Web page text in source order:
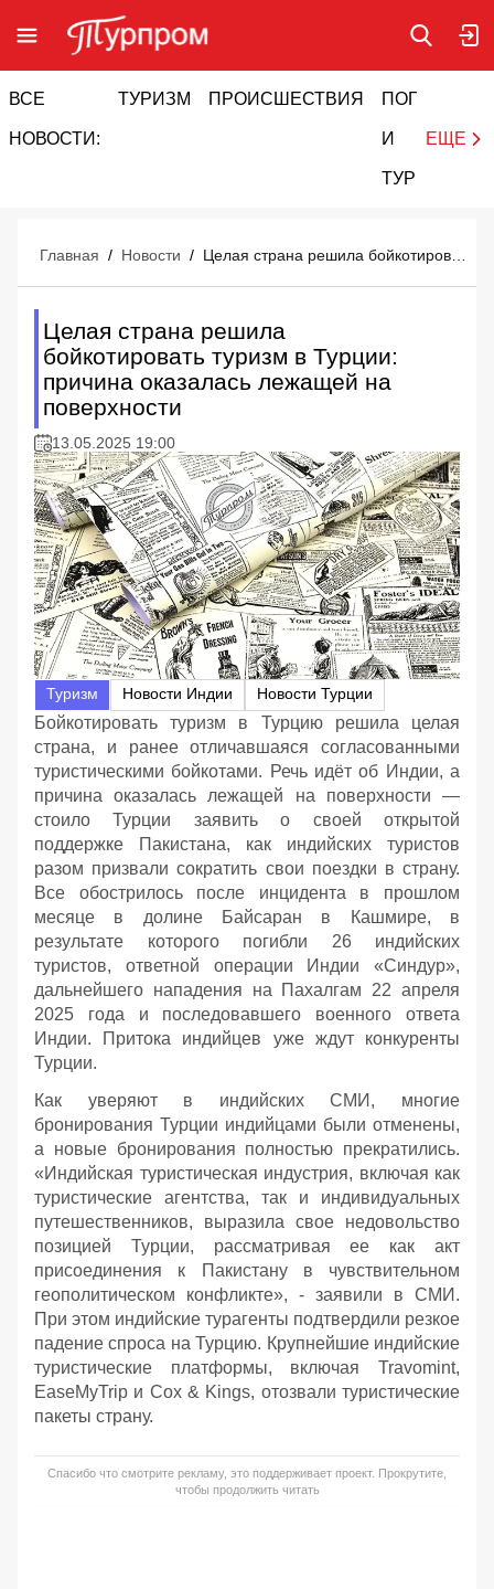
ВСЕ
НОВОСТИ:
ТУРИЗМ ПРОИСШЕСТВИЯ ПОГОДА
И
ТУРИЗМ
ЕЩЕ
Главная / Новости /
Целая страна решила
бойкотировать туризм в Турции:
причина оказалась лежащей на
поверхности
13.05.2025 19:00
Туризм Новости Индии Новости Турции
Бойкотировать туризм в Турцию решила целая
страна, и ранее отличавшаяся согласованными
туристическими бойкотами. Речь идёт об Индии, а
причина оказалась лежащей на поверхности —
стоило Турции заявить о своей открытой
поддержке Пакистана, как индийских туристов
разом призвали сократить свои поездки в страну.
Все обострилось после инцидента в прошлом
месяце в долине Байсаран в Кашмире, в
результате которого погибли 26 индийских
туристов, ответной операции Индии «Синдур»,
дальнейшего нападения на Пахалгам 22 апреля
2025 года и последовавшего военного ответа
Индии. Притока индийцев уже ждут конкуренты
Турции.
Как уверяют в индийских СМИ, многие
бронирования Турции индийцами были отменены,
а новые бронирования полностью прекратились.
«Индийская туристическая индустрия, включая как
туристические агентства, так и индивидуальных
путешественников, выразила свое недовольство
позицией Турции, рассматривая ее как акт
присоединения к Пакистану в чувствительном
геополитическом конфликте», - заявили в СМИ.
При этом индийские турагенты подтвердили резкое
падение спроса на Турцию. Крупнейшие индийские
туристические платформы, включая Travomint,
EaseMyTrip и Cox & Kings, отозвали туристические
пакеты страну.
Спасибо что смотрите рекламу, это поддерживает проект. Прокрутите,
чтобы продолжить читать